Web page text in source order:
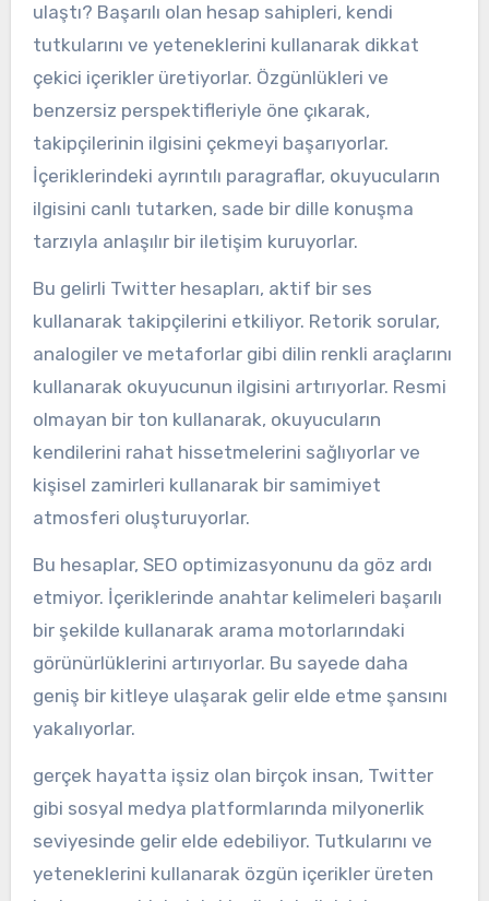
ulaştı? Başarılı olan hesap sahipleri, kendi
tutkularını ve yeteneklerini kullanarak dikkat
çekici içerikler üretiyorlar. Özgünlükleri ve
benzersiz perspektifleriyle öne çıkarak,
takipçilerinin ilgisini çekmeyi başarıyorlar.
İçeriklerindeki ayrıntılı paragraflar, okuyucuların
ilgisini canlı tutarken, sade bir dille konuşma
tarzıyla anlaşılır bir iletişim kuruyorlar.
Bu gelirli Twitter hesapları, aktif bir ses
kullanarak takipçilerini etkiliyor. Retorik sorular,
analogiler ve metaforlar gibi dilin renkli araçlarını
kullanarak okuyucunun ilgisini artırıyorlar. Resmi
olmayan bir ton kullanarak, okuyucuların
kendilerini rahat hissetmelerini sağlıyorlar ve
kişisel zamirleri kullanarak bir samimiyet
atmosferi oluşturuyorlar.
Bu hesaplar, SEO optimizasyonunu da göz ardı
etmiyor. İçeriklerinde anahtar kelimeleri başarılı
bir şekilde kullanarak arama motorlarındaki
görünürlüklerini artırıyorlar. Bu sayede daha
geniş bir kitleye ulaşarak gelir elde etme şansını
yakalıyorlar.
gerçek hayatta işsiz olan birçok insan, Twitter
gibi sosyal medya platformlarında milyonerlik
seviyesinde gelir elde edebiliyor. Tutkularını ve
yeteneklerini kullanarak özgün içerikler üreten